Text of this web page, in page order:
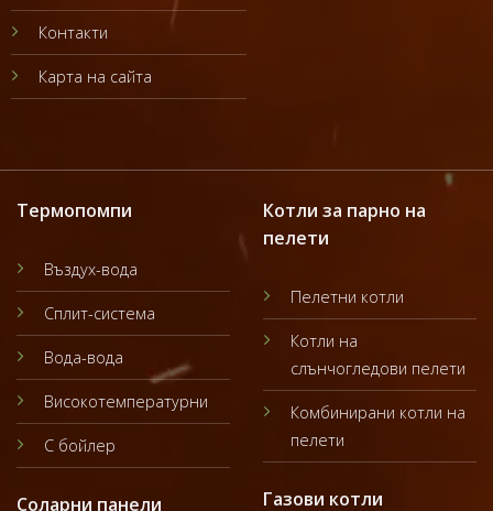
Контакти
Карта на сайта
Термопомпи
Въздух-вода
Сплит-система
Вода-вода
Високотемпературни
С бойлер
Соларни панели
Котли за парно на
пелети
Пелетни котли
Котли на
слънчогледови пелети
Комбинирани котли на
пелети
Газови котли